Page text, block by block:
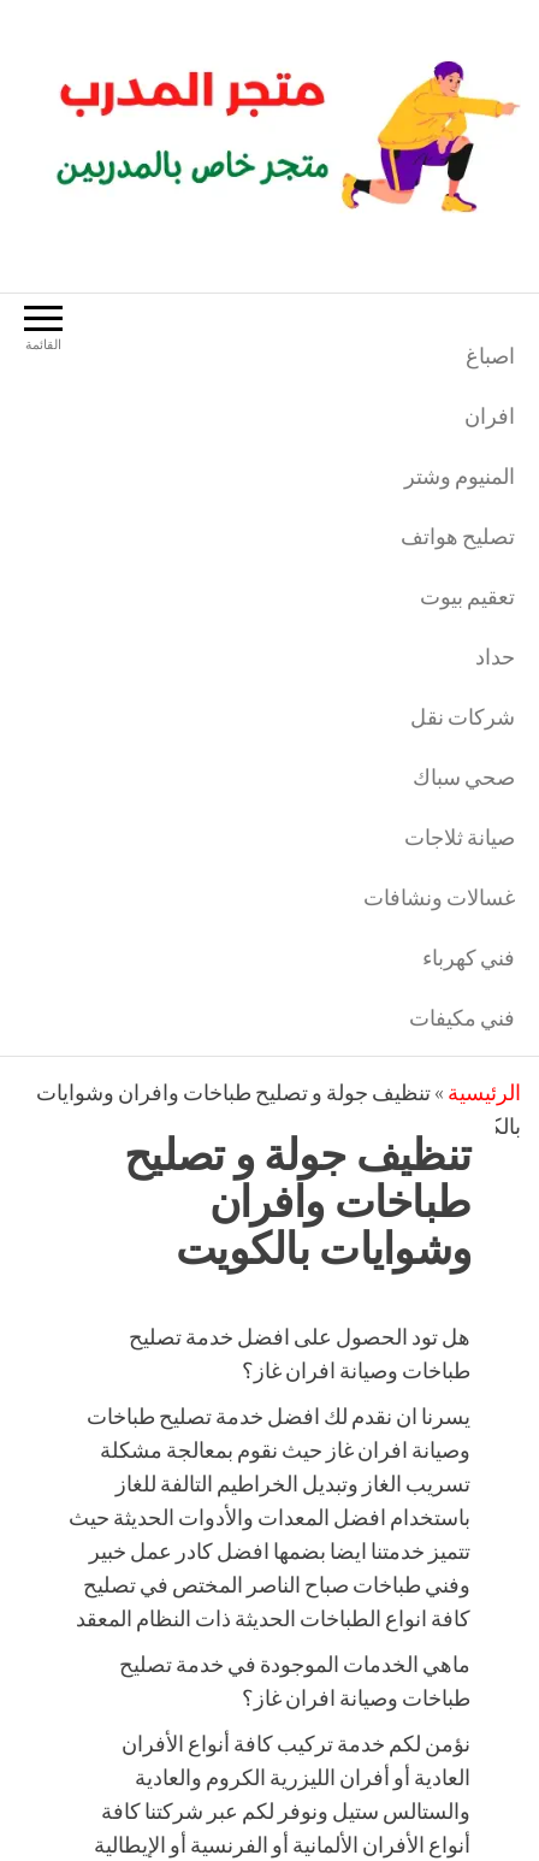
القائمة اصباغ
افران
المنيوم وشتر
تصليح هواتف
تعقيم بيوت
حداد
شركات نقل
صحي سباك
صيانة ثلاجات
غسالات ونشافات
فني كهرباء
فني مكيفات
الرئيسية »تنظيف جولة و تصليح طباخات وافران وشوايات
بالكويتتنظيف جولة و تصليح
طباخات وافران
وشوايات بالكويت
هل تود الحصول على افضل خدمة تصليح
طباخات وصيانة افران غاز؟
يسرنا ان نقدم لك افضل خدمة تصليح طباخات
وصيانة افران غاز حيث نقوم بمعالجة مشكلة
تسريب الغاز وتبديل الخراطيم التالفة للغاز
باستخدام افضل المعدات والأدوات الحديثة حيث
تتميز خدمتنا ايضا بضمها افضل كادر عمل خبير
وفني طباخات صباح الناصر المختص في تصليح
كافة انواع الطباخات الحديثة ذات النظام المعقد
ماهي الخدمات الموجودة في خدمة تصليح
طباخات وصيانة افران غاز؟
نؤمن لكم خدمة تركيب كافة أنواع الأفران
العادية أو أفران الليزرية الكروم والعادية
والستالس ستيل ونوفر لكم عبر شركتنا كافة
أنواع الأفران الألمانية أو الفرنسية أو الإيطالية